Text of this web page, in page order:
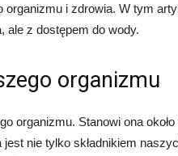
organizmu i zdrowia. W tym
ale z dostępem do wody.
organizmu
organizmu. Stanowi ona
jest nie tylko składnikiem